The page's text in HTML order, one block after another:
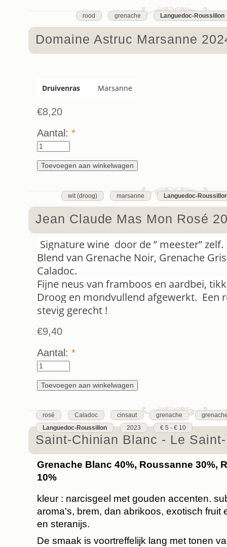
rood grenache Languedoc-Roussillon
Domaine Astruc Marsanne
Druivenras Marsanne
€8,20
Aantal: *
wit (droog) marsanne Languedoc-
Jean Claude Mas Mon Rosé
Signature wine door de ” meester” zelf.
Blend van Grenache Noir, Grenache
Caladoc.
Fijne neus van framboos en aardbei,
Droog en mondvullend afgewerkt. Een
stevig gerecht !
€9,40
Aantal: *
rosé Caladoc cinsaut grenache
Languedoc-Roussillon
2023 € 5 - € 10
Saint-Chinian Blanc - Le
Grenache Blanc 40%, Roussanne 30%,
10%
kleur : narcisgeel met gouden accenten.
aroma's, brem, dan abrikoos, exotisch fruit
en steranijs.
De smaak is voortreffelijk lang met tonen